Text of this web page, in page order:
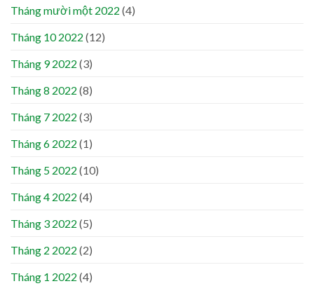
Tháng mười một 2022 (4)
Tháng 10 2022 (12)
Tháng 9 2022 (3)
Tháng 8 2022 (8)
Tháng 7 2022 (3)
Tháng 6 2022 (1)
Tháng 5 2022 (10)
Tháng 4 2022 (4)
Tháng 3 2022 (5)
Tháng 2 2022 (2)
Tháng 1 2022 (4)